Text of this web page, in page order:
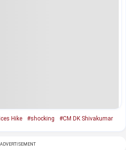
Hike #shocking #CM DK Shivakumar
ADVERTISEMENT